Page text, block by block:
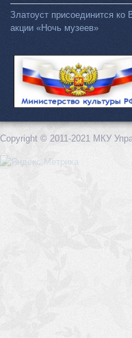
Златоуст присоединится ко
акции «Ночь музеев»
Copyright © 2011-2021 МКУ